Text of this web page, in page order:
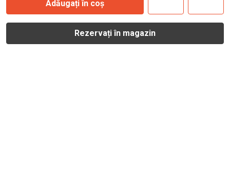
Adăugați în coș
Rezervați în magazin